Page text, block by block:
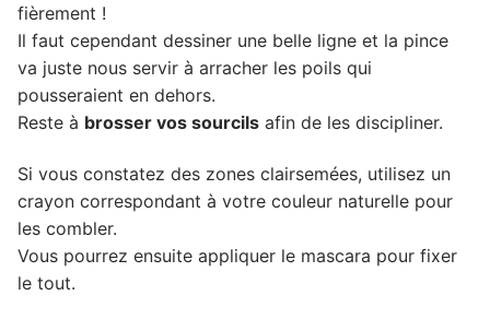
fièrement !
Il faut cependant dessiner une belle ligne et la pince
va juste nous servir à arracher les poils qui
pousseraient en dehors.
Reste à brosser vos sourcils afin de les discipliner.
Si vous constatez des zones clairsemées, utilisez un
crayon correspondant à votre couleur naturelle pour
les combler.
Vous pourrez ensuite appliquer le mascara pour fixer
le tout.